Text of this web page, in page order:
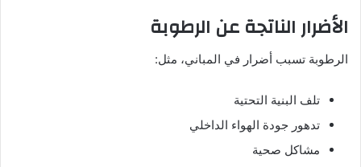
الأضرار الناتجة عن الرطوبة
الرطوبة تسبب أضرار في المباني، مثل:
تلف البنية التحتية
تدهور جودة الهواء الداخلي
مشاكل صحية